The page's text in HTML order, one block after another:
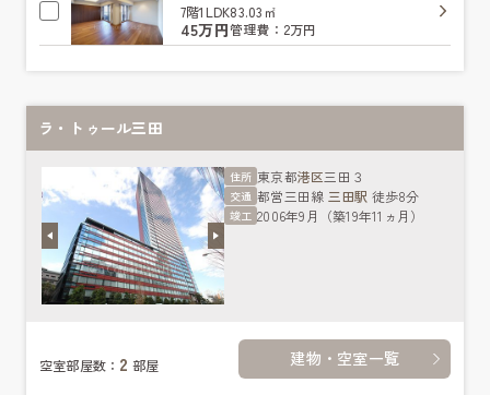
7階1LDK83.03㎡
45万円管理費：2万円
ラ・トゥール三田
住所 東京都港区三田３
交通 都営三田線 三田駅 徒歩8分
竣工 2006年9月（築19年11ヵ月）
空室部屋数： 2 部屋 建物・空室一覧